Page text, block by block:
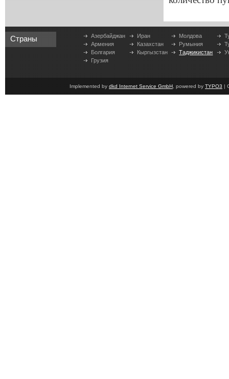
Страны
Азербайджан
Армения
Болгария
Грузия
Иран
Казахстан
Кыргызстан
Молдова
Румыния
Таджикистан
Implemented by dkd Internet Service GmbH , powered by TYPO3 |